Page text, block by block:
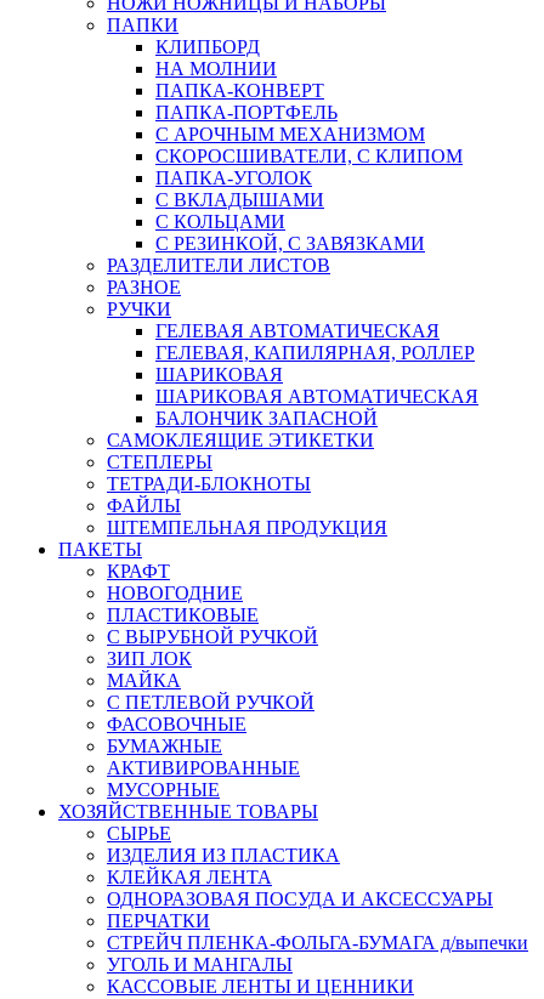
ПАПКИ
КЛИПБОРД
НА МОЛНИИ
ПАПКА-КОНВЕРТ
ПАПКА-ПОРТФЕЛЬ
С АРОЧНЫМ МЕХАНИЗМОМ
СКОРОСШИВАТЕЛИ, С КЛИПОМ
ПАПКА-УГОЛОК
С ВКЛАДЫШАМИ
С КОЛЬЦАМИ
С РЕЗИНКОЙ, С ЗАВЯЗКАМИ
РАЗДЕЛИТЕЛИ ЛИСТОВ
РАЗНОЕ
РУЧКИ
ГЕЛЕВАЯ АВТОМАТИЧЕСКАЯ
ГЕЛЕВАЯ, КАПИЛЯРНАЯ, РОЛЛЕР
ШАРИКОВАЯ
ШАРИКОВАЯ АВТОМАТИЧЕСКАЯ
БАЛОНЧИК ЗАПАСНОЙ
САМОКЛЕЯЩИЕ ЭТИКЕТКИ
СТЕПЛЕРЫ
ТЕТРАДИ-БЛОКНОТЫ
ФАЙЛЫ
ШТЕМПЕЛЬНАЯ ПРОДУКЦИЯ
ПАКЕТЫ
КРАФТ
НОВОГОДНИЕ
ПЛАСТИКОВЫЕ
С ВЫРУБНОЙ РУЧКОЙ
ЗИП ЛОК
МАЙКА
С ПЕТЛЕВОЙ РУЧКОЙ
ФАСОВОЧНЫЕ
БУМАЖНЫЕ
АКТИВИРОВАННЫЕ
МУСОРНЫЕ
ХОЗЯЙСТВЕННЫЕ ТОВАРЫ
СЫРЬЕ
ИЗДЕЛИЯ ИЗ ПЛАСТИКА
КЛЕЙКАЯ ЛЕНТА
ОДНОРАЗОВАЯ ПОСУДА И АКСЕССУАРЫ
ПЕРЧАТКИ
СТРЕЙЧ ПЛЕНКА-ФОЛЬГА-БУМАГА д/выпечки
УГОЛЬ И МАНГАЛЫ
КАССОВЫЕ ЛЕНТЫ И ЦЕННИКИ